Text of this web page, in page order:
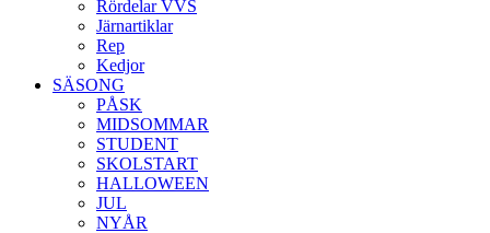
Rördelar VVS
Järnartiklar
Rep
Kedjor
SÄSONG
PÅSK
MIDSOMMAR
STUDENT
SKOLSTART
HALLOWEEN
JUL
NYÅR